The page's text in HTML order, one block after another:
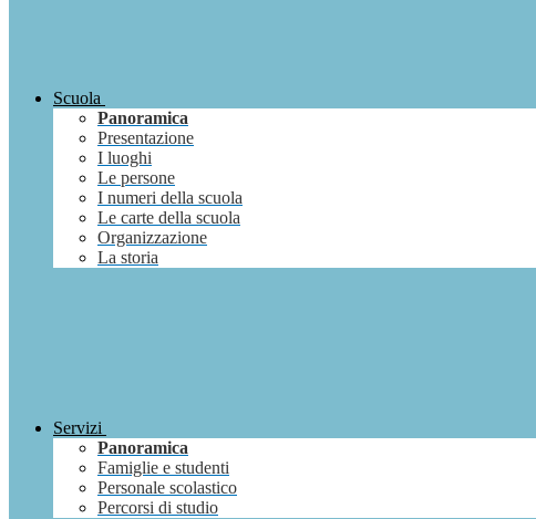
Scuola
Panoramica
Presentazione
I luoghi
Le persone
I numeri della scuola
Le carte della scuola
Organizzazione
La storia
Servizi
Panoramica
Famiglie e studenti
Personale scolastico
Percorsi di studio